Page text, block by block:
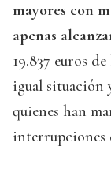
mayores con
apenas
19.837 euros
igual situación
quienes han
interrupciones